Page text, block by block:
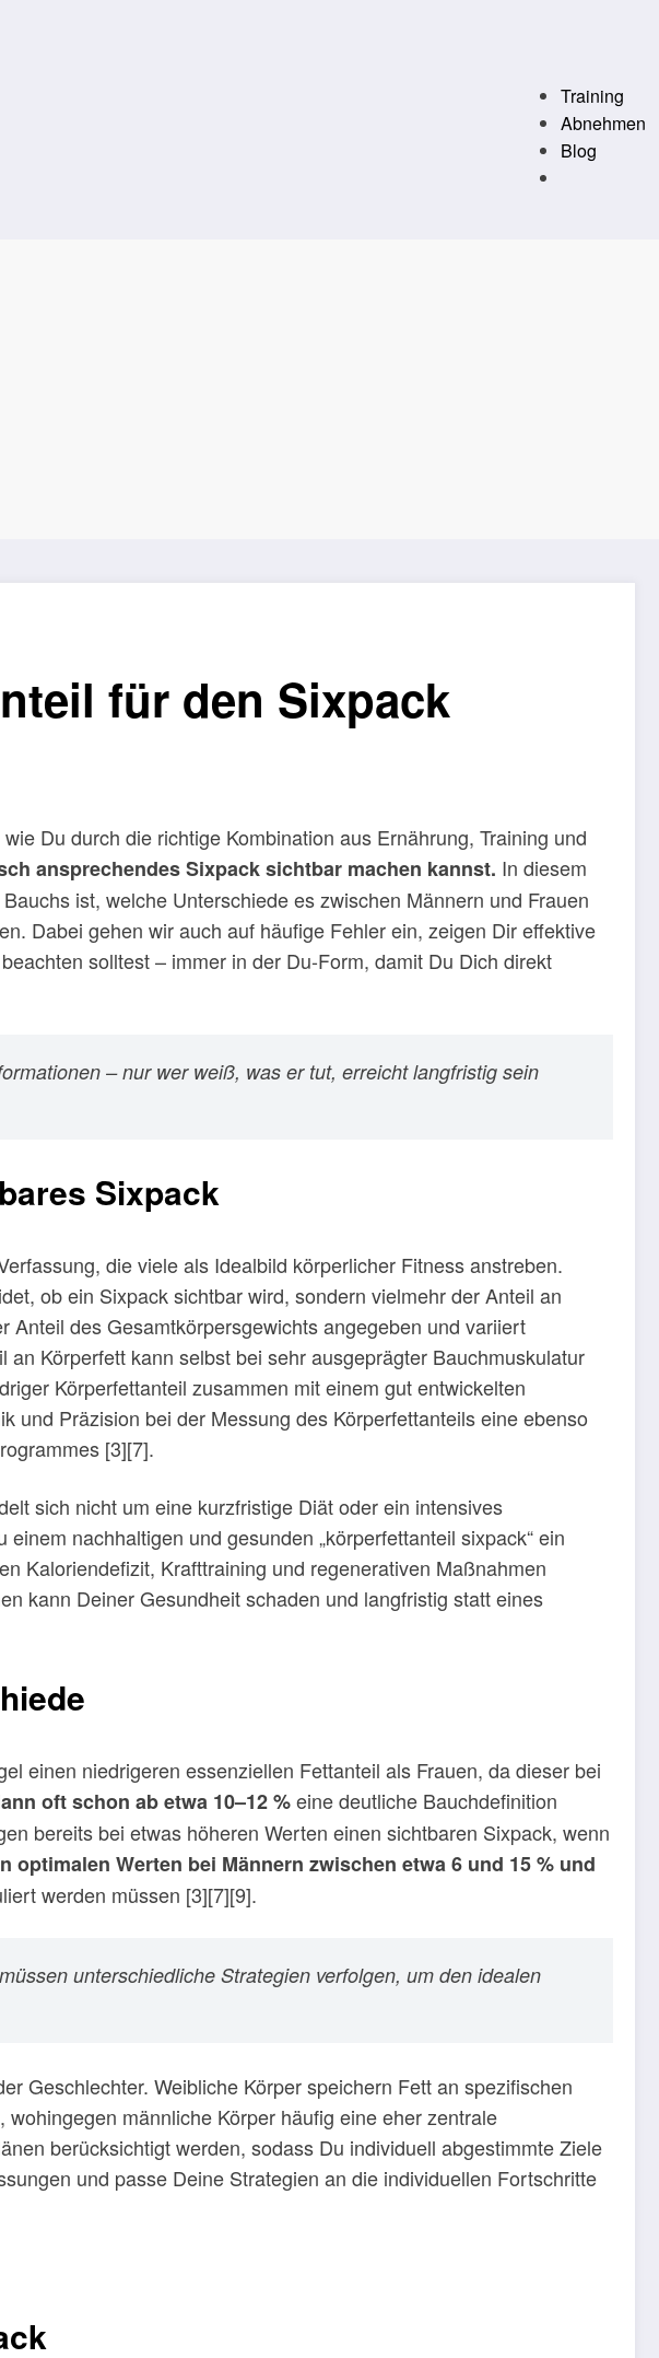
Training
Abnehmen
Blog
für den Sixpack
Du durch die richtige Kombination aus Ernährung, Training und
ansprechendes Sixpack sichtbar machen kannst. In diesem
ist, welche Unterschiede es zwischen Männern und Frauen
Dabei gehen wir auch auf häufige Fehler ein, zeigen Dir effektive
solltest – immer in der Du-Form, damit Du Dich direkt
– nur wer weiß, was er tut, erreicht langfristig sein
Sixpack
die viele als Idealbild körperlicher Fitness anstreben.
ob ein Sixpack sichtbar wird, sondern vielmehr der Anteil an
des Gesamtkörpersgewichts angegeben und variiert
Körperfett kann selbst bei sehr ausgeprägter Bauchmuskulatur
Körperfettanteil zusammen mit einem gut entwickelten
und Präzision bei der Messung des Körperfettanteils eine ebenso
[3][7].
sich nicht um eine kurzfristige Diät oder ein intensives
nachhaltigen und gesunden „körperfettanteil sixpack“ ein
Kaloriendefizit, Krafttraining und regenerativen Maßnahmen
kann Deiner Gesundheit schaden und langfristig statt eines
einen niedrigeren essenziellen Fettanteil als Frauen, da dieser bei
oft schon ab etwa 10–12 %eine deutliche Bauchdefinition
bereits bei etwas höheren Werten einen sichtbaren Sixpack, wenn
Werten bei Männern zwischen etwa 6 und 15 % und
werden müssen [3][7][9].
unterschiedliche Strategien verfolgen, um den idealen
Geschlechter. Weibliche Körper speichern Fett an spezifischen
männliche Körper häufig eine eher zentrale
berücksichtigt werden, sodass Du individuell abgestimmte Ziele
und passe Deine Strategien an die individuellen Fortschritte